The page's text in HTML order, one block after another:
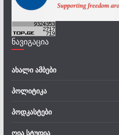
ნავიგაცია
ახალი ამბები
პოლიტიკა
პოდკასტები
ღია სტუდია